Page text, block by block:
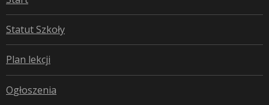
Statut Szkoły
Plan lekcji
Ogłoszenia